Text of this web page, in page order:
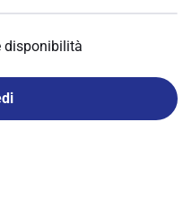
disponibilità